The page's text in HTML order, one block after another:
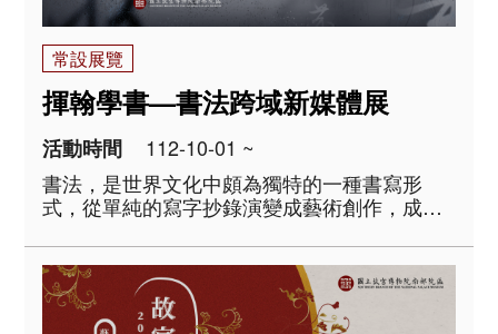
常設展覽
揮翰學書—書法跨域新媒體展
活動時間
112-10-01 ~
書法，是世界文化中頗為獨特的一種書寫形
式，從單純的寫字抄錄演變成藝術創作，成為
學書的方法與途徑為概念，分成「惟妙惟肖—
臨摹體驗」、「黑老虎的誕生—拓碑體驗」及
「千文宇宙—沉浸互動劇場」..